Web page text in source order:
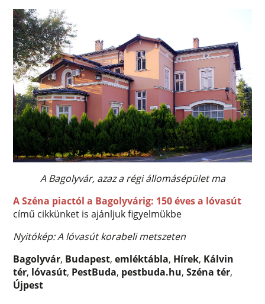
A Bagolyvár, azaz a régi állomásépület ma
A Széna piactól a Bagolyvárig: 150 éves a lóvasút
című cikkünket is ajánljuk figyelmükbe
Nyitókép: A lóvasút korabeli metszeten
Bagolyvár, Budapest,emléktábla, Hírek, Kálvin
tér, lóvasút, PestBuda, pestbuda.hu,Széna tér,
Újpest